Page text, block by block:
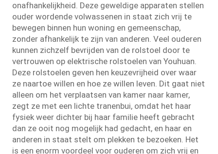
onafhankelijkheid. Deze geweldige apparaten stellen
ouder wordende volwassenen in staat zich vrij te
bewegen binnen hun woning en gemeenschap,
zonder afhankelijk te zijn van anderen. Veel ouderen
kunnen zichzelf bevrijden van de rolstoel door te
vertrouwen op elektrische rolstoelen van Youhuan.
Deze rolstoelen geven hen keuzevrijheid over waar
ze naartoe willen en hoe ze willen leven. Dit gaat niet
alleen om het verplaatsen van kamer naar kamer,
zegt ze met een lichte tranenbui, omdat het haar
fysiek weer dichter bij haar familie heeft gebracht
dan ze ooit nog mogelijk had gedacht, en haar en
anderen in staat stelt om plekken te bezoeken. Het
is een enorm voordeel voor ouderen om zich vrij en